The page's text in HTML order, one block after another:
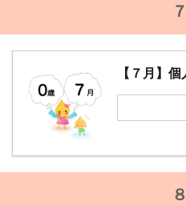
７
【７月】
８